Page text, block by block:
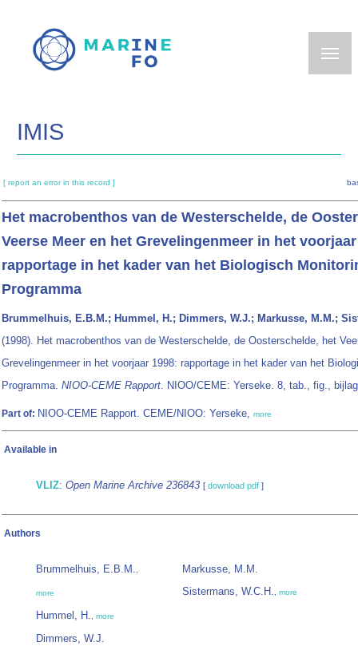
main
IMIS
[ report an error in this record ]
Het macrobenthos van de Westerschelde, de
Veerse Meer en het Grevelingenmeer in het
rapportage in het kader van het Biologisch
Programma
Brummelhuis, E.B.M.; Hummel, H.; Dimmers, W.J.; Markusse, M.M.;
(1998). Het macrobenthos van de Westerschelde, de Oosterschelde, het
Grevelingenmeer in het voorjaar 1998: rapportage in het kader van het
Programma. NIOO-CEME Rapport. NIOO/CEME: Yerseke. 8, tab., fig.,
Part of: NIOO-CEME Rapport. CEME/NIOO: Yerseke, more
Available in
VLIZ: Open Marine Archive 236843 [ download pdf ]
Authors
Brummelhuis, E.B.M.,
more
Hummel, H., more
Dimmers, W.J.
Markusse, M.M.
Sistermans, W.C.H., more